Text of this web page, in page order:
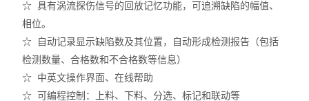
☆ 具有涡流探伤信号的回放记忆功能，可追溯缺陷的幅值、
相位。
☆ 自动记录显示缺陷数及其位置，自动形成检测报告（包括
检测数量、合格数和不合格数等信息）
☆ 中英文操作界面、在线帮助
☆ 可编程控制：上料、下料、分选、标记和联动等